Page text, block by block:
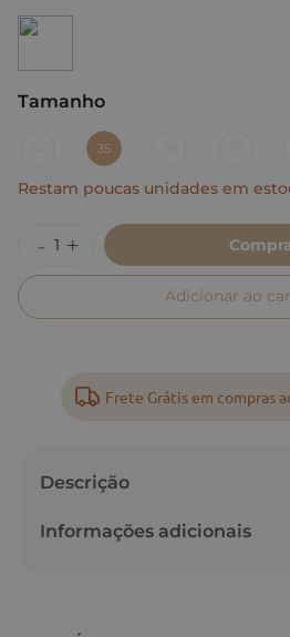
Tamanho
35
Restam poucas unidades em
Adicionar ao
Frete Grátis em compras
Descrição
Informações adicionais